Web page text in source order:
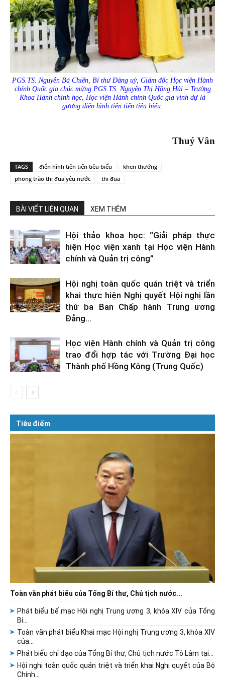
PGS.TS. Nguyễn Bá Chiến, Bí thư Đảng uỷ, Giám đốc Học viện Hành
chính Quốc gia chúc mừng PGS.TS. Nguyễn Thị Hồng Hải – Trưởng
Khoa Hành chính học, Học viện Hành chính Quốc gia vinh dự là
gương điển hình tiên tiến tiêu biểu.
Thuý Vân
TAGS điển hình tiên tiến tiêu biểu
khen thưởng
phong trào thi đua yêu nước
thi đua
BÀI VIẾT LIÊN QUAN XEM THÊM
Hội thảo khoa học: “Giải pháp thực
hiện Học viện xanh tại Học viện Hành
chính và Quản trị công”
Hội nghị toàn quốc quán triệt và triển
khai thực hiện Nghị quyết Hội nghị lần
thứ ba Ban Chấp hành Trung ương
Đảng...
Học viện Hành chính và Quản trị công
trao đổi hợp tác với Trường Đại học
Thành phố Hồng Kông (Trung Quốc)
Tiêu điểm
Toàn văn phát biểu của Tổng Bí thư, Chủ tịch nước...
Phát biểu bế mạc Hội nghị Trung ương 3, khóa XIV của Tổng
Bí...
Toàn văn phát biểu Khai mạc Hội nghị Trung ương 3, khóa XIV
của...
Phát biểu chỉ đạo của Tổng Bí thư, Chủ tịch nước Tô Lâm tại...
Hội nghị toàn quốc quán triệt và triển khai Nghị quyết của Bộ
Chính...